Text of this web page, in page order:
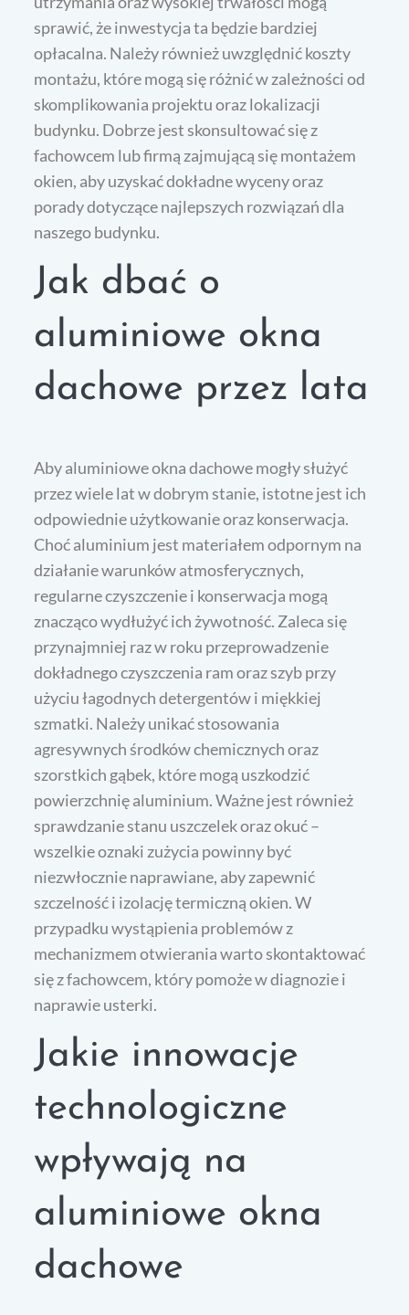
sprawić, że inwestycja ta będzie bardziej
opłacalna. Należy również uwzględnić koszty
montażu, które mogą się różnić w zależności od
skomplikowania projektu oraz lokalizacji
budynku. Dobrze jest skonsultować się z
fachowcem lub firmą zajmującą się montażem
okien, aby uzyskać dokładne wyceny oraz
porady dotyczące najlepszych rozwiązań dla
naszego budynku.
Jak dbać o
aluminiowe okna
dachowe przez lata
Aby aluminiowe okna dachowe mogły służyć
przez wiele lat w dobrym stanie, istotne jest ich
odpowiednie użytkowanie oraz konserwacja.
Choć aluminium jest materiałem odpornym na
działanie warunków atmosferycznych,
regularne czyszczenie i konserwacja mogą
znacząco wydłużyć ich żywotność. Zaleca się
przynajmniej raz w roku przeprowadzenie
dokładnego czyszczenia ram oraz szyb przy
użyciu łagodnych detergentów i miękkiej
szmatki. Należy unikać stosowania
agresywnych środków chemicznych oraz
szorstkich gąbek, które mogą uszkodzić
powierzchnię aluminium. Ważne jest również
sprawdzanie stanu uszczelek oraz okuć –
wszelkie oznaki zużycia powinny być
niezwłocznie naprawiane, aby zapewnić
szczelność i izolację termiczną okien. W
przypadku wystąpienia problemów z
mechanizmem otwierania warto skontaktować
się z fachowcem, który pomoże w diagnozie i
naprawie usterki.
Jakie innowacje
technologiczne
wpływają na
aluminiowe okna
dachowe